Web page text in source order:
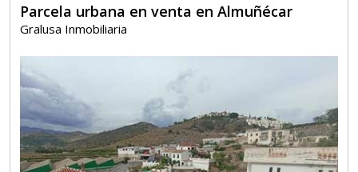
Parcela urbana en venta en Almuñécar
Gralusa Inmobiliaria